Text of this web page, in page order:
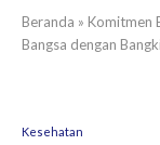
Beranda » Komitmen
Bangsa dengan
Kesehatan